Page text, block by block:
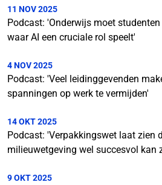
11 NOV 2025
Podcast: 'Onderwijs moet
waar AI een cruciale rol speelt'
4 NOV 2025
Podcast: 'Veel leidinggevenden
spanningen op werk te vermijden'
14 OKT 2025
Podcast: 'Verpakkingswet laat zien
milieuwetgeving wel succesvol kan
9 OKT 2025